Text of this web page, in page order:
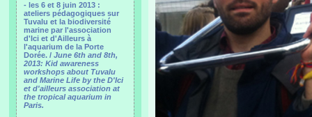
- les 6 et 8 juin 2013 :
ateliers pédagogiques sur
Tuvalu et la biodiversité
marine par l'association
d'Ici et d'Ailleurs à
l'aquarium de la Porte
Dorée. / June 6th and 8th,
2013: Kid awareness
workshops about Tuvalu
and Marine Life by the D'Ici
et d'ailleurs association at
the tropical aquarium in
Paris.